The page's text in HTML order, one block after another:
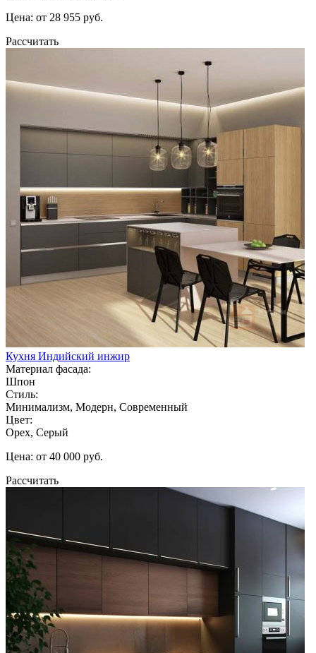
Цена: от 28 955 руб.
Рассчитать
Кухня Индийский инжир
Материал фасада:
Шпон
Стиль:
Минимализм, Модерн, Современный
Цвет:
Орех, Серый
Цена: от 40 000 руб.
Рассчитать